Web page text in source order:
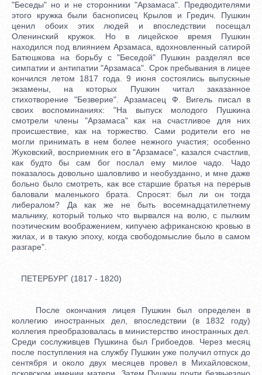
"Беседы" но и не сторонники "Арзамаса". Предводителями
этого кружка были баснописец Крылов и Гредич. Пушкин
ценил обоих этих людей и впоследствии посещал
Оленинский кружок. Но в лицейское время Пушкин
находился под влиянием Арзамаса, вдохновленный сатирой
Батюшкова на борьбу с "Беседой" Пушкин разделял все
симпатии и антипатии "Арзамаса". Срок пребывания в лицее
кончился летом 1817 года. 9 июня состоялись выпускные
экзамены, на которых Пушкин читал заказанное
стихотворение "Безверие". Арзамасец Ф. Вигель писал в
своих воспоминаниях: "На выпуск молодого Пушкина
смотрели члены "Арзамаса" как на счастливое для них
происшествие, как на торжество. Сами родители его не
могли принимать в нем более нежного участия; особенно
Жуковский, восприемник его в "Арзамасе", казался счастлив,
как будто бы сам бог послал ему милое чадо. Чадо
показалось довольно шаловливо и необузданно, и мне даже
больно было смотреть, как все старшие братья на перерыв
баловали маленького брата. Спросят: был ли он тогда
либералом? Да как же не быть восемнадцатилетнему
мальчику, который только что вырвался на волю, с пылким
поэтическим воображением, кипучею африканскою кровью в
жилах, и в такую эпоху, когда свободомыслие было в самом
разгаре".
ПЕТЕРБУРГ (1817 - 1820)
После окончания лицея Пушкин был определен в
коллегию иностранных дел, впоследствии (в 1832 году)
коллегия преобразовалась в министерство иностранных дел.
Среди сослуживцев Пушкина был Грибоедов. Через месяц
после поступления на службу Пушкин уже получил отпуск до
сентября и около двух месяцев провел в Михайловском,
псковском имении матери. Затем Пушкин почти безвыездно